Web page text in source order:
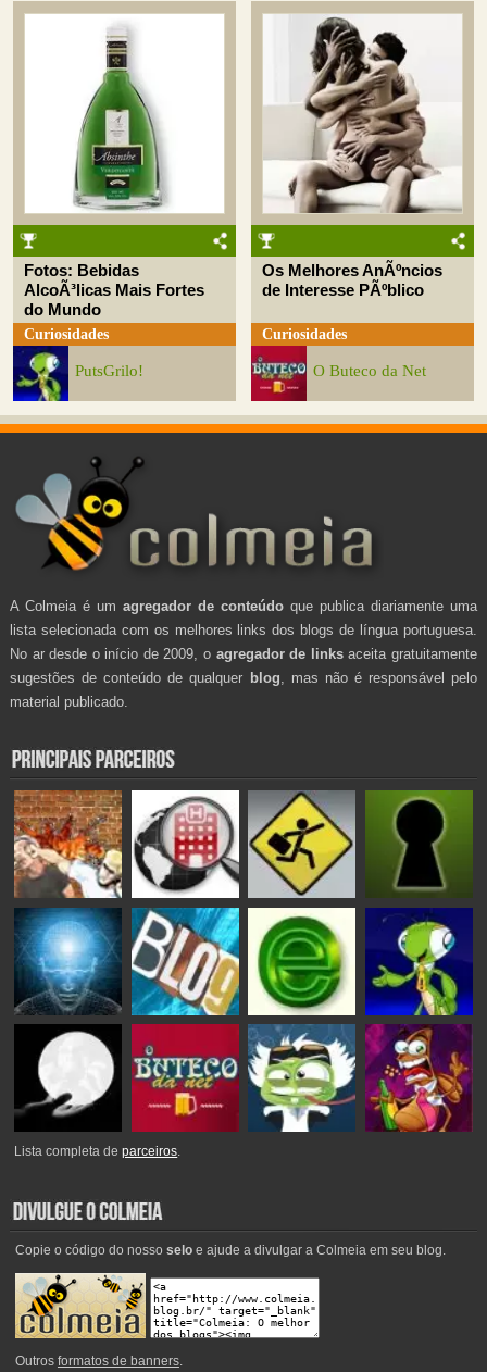
Fotos: Bebidas
AlcoÃ³licas Mais Fortes
do Mundo
Curiosidades
PutsGrilo!
Os Melhores AnÃºncios
de Interesse PÃºblico
Curiosidades
O Buteco da Net
A Colmeia é um agregador de conteúdo que publica diariamente uma
lista selecionada com os melhores links dos blogs de língua portuguesa.
No ar desde o início de 2009, o agregador de linksaceita gratuitamente
sugestões de conteúdo de qualquer blog , mas não é responsável pelo
material publicado.
Lista completa deparceiros.
Copie o código do nosso seloe ajude a divulgar a Colmeia em seu blog.
Outros formatos de banners.